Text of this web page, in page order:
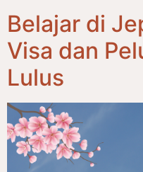
Belajar di
Visa dan
Lulus